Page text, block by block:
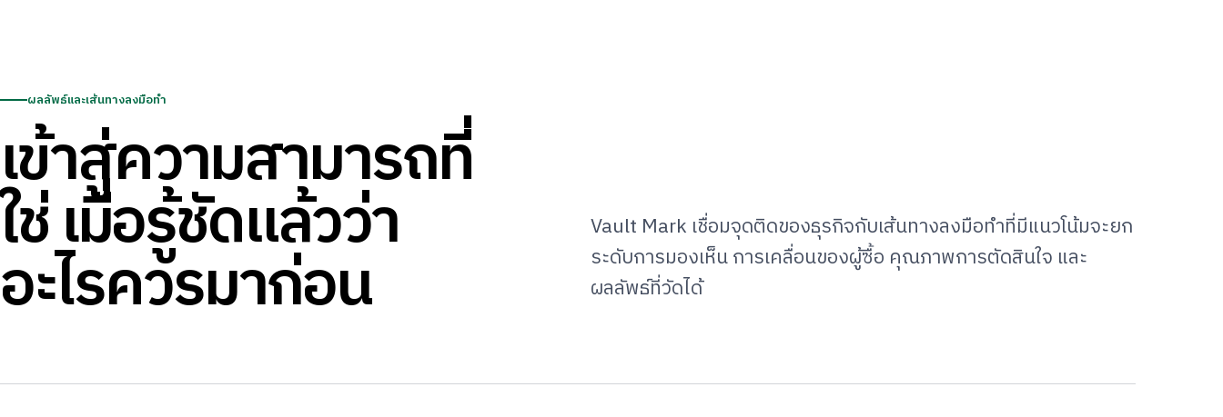
ผลลัพธ์และเส้นทางลงมือทำ
เข้าสู่ความสามารถที่
ใช่ เมื่อรู้ชัดแล้วว่า
อะไรควรมาก่อน
Vault Mark เชื่อมจุดติดของธุรกิจกับเส้นทางลงมือทำที่มีแนวโน้มจะยก
ระดับการมองเห็น การเคลื่อนของผู้ซื้อ คุณภาพการตัดสินใจ และ
ผลลัพธ์ที่วัดได้